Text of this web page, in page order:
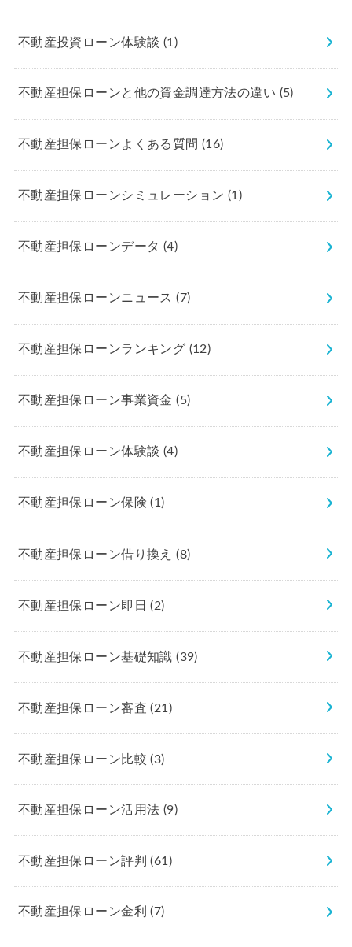
不動産投資ローン体験談 (1)
不動産担保ローンと他の資金調達方法の違い (5)
不動産担保ローンよくある質問(16)
不動産担保ローンシミュレーション (1)
不動産担保ローンデータ (4)
不動産担保ローンニュース(7)
不動産担保ローンランキング (12)
不動産担保ローン事業資金(5)
不動産担保ローン体験談 (4)
不動産担保ローン保険(1)
不動産担保ローン借り換え(8)
不動産担保ローン即日(2)
不動産担保ローン基礎知識(39)
不動産担保ローン審査(21)
不動産担保ローン比較(3)
不動産担保ローン活用法 (9)
不動産担保ローン評判(61)
不動産担保ローン金利(7)